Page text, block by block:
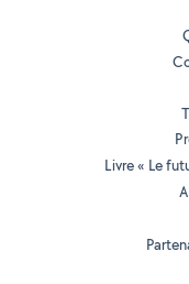
Livre « Le